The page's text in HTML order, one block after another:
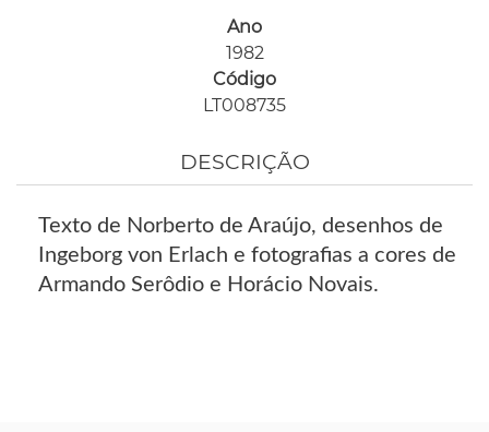
Ano
1982
Código
LT008735
DESCRIÇÃO
Texto de Norberto de Araújo, desenhos de
Ingeborg von Erlach e fotografias a cores de
Armando Serôdio e Horácio Novais.